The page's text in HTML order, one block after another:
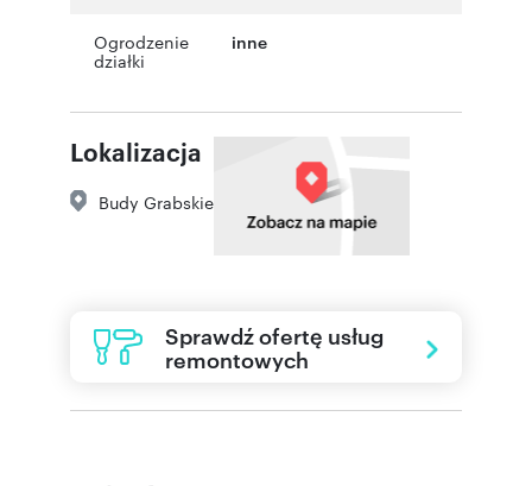
Ogrodzenie
działki
inne
Lokalizacja
Budy Grabskie
Sprawdź ofertę usług
remontowych